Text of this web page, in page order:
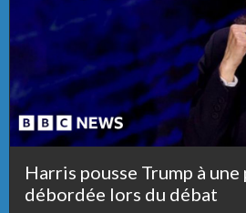
Harris pousse Trump à
débordée lors du débat